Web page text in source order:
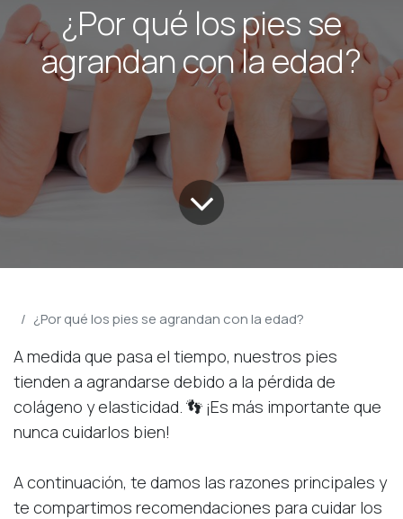
¿Por qué los pies se
agrandan con la edad?
¿Por qué los pies se agrandan con la edad?
A medida que pasa el tiempo, nuestros pies
tienden a agrandarse debido a la pérdida de
colágeno y elasticidad. 👣 ¡Es más importante que
nunca cuidarlos bien!
A continuación, te damos las razones principales y
te compartimos recomendaciones para cuidar los